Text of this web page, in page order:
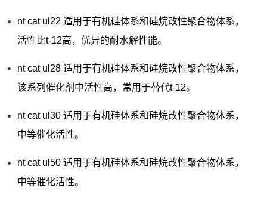
nt cat ul22 适用于有机硅体系和硅烷改性聚合物体系，
活性比t-12高，优异的耐水解性能。
nt cat ul28 适用于有机硅体系和硅烷改性聚合物体系，
该系列催化剂中活性高，常用于替代t-12。
nt cat ul30 适用于有机硅体系和硅烷改性聚合物体系，
中等催化活性。
nt cat ul50 适用于有机硅体系和硅烷改性聚合物体系，
中等催化活性。